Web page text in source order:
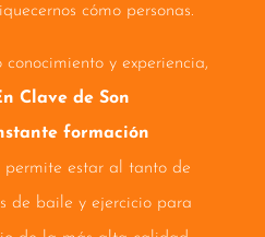
cómo personas.
y experiencia,
Clave de Son
formación
estar al tanto de
de baile y ejercicio para